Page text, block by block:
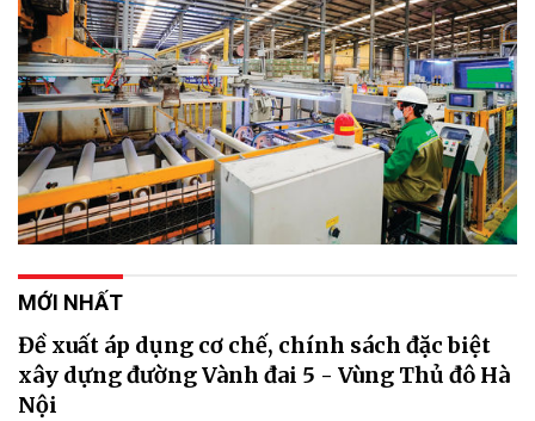
MỚI NHẤT
Đề xuất áp dụng cơ chế, chính sách đặc biệt
xây dựng đường Vành đai 5 - Vùng Thủ đô Hà
Nội